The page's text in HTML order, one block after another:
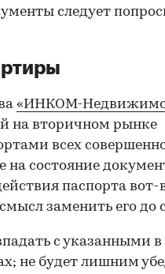
следует
«ИНКОМ-
на вторичном рынке
всех
на состояние
паспорта вот-
заменить его до
с указанными в
не будет лишним